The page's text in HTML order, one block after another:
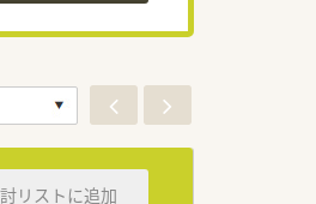
リストに追加